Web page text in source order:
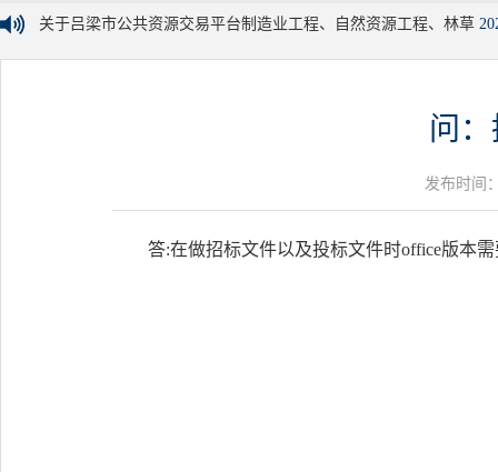
关于吕梁市公共资源交易平台制造业工程、自然资源工程、林草
问
发布时间
答:在做招标文件以及投标文件时office版本